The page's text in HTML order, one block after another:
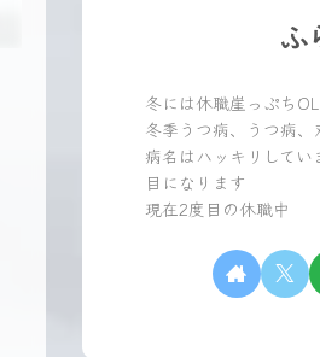
ふ
冬には休職崖っぷちOL
冬季うつ病、うつ病
病名はハッキリして
目になります
現在2度目の休職中